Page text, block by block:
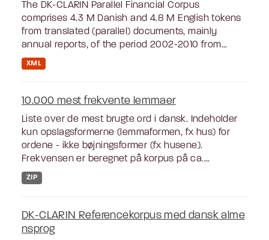
The DK-CLARIN Parallel Financial Corpus
comprises 4.3 M Danish and 4.8 M English tokens
from translated (parallel) documents, mainly
annual reports, of the period 2002-2010 from...
XML
10.000 mest frekvente lemmaer
Liste over de mest brugte ord i dansk. Indeholder
kun opslagsformerne (lemmaformen, fx hus) for
ordene - ikke bøjningsformer (fx husene).
Frekvensen er beregnet på korpus på ca....
ZIP
DK-CLARIN Referencekorpus med dansk alme
nsprog